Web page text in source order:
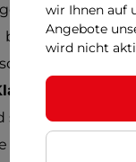
und dank
einem
Schlüssel-
5 kg
Kapazität.
wir Ihnen auf
Angebote
wird nicht